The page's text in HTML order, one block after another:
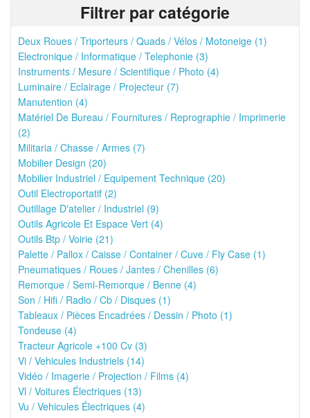
Filtrer par catégorie
Deux Roues / Triporteurs / Quads / Vélos / Motoneige (1)
Electronique / Informatique / Telephonie (3)
Instruments / Mesure / Scientifique / Photo (4)
Luminaire / Eclairage / Projecteur (7)
Manutention (4)
Matériel De Bureau / Fournitures / Reprographie / Imprimerie
(2)
Militaria / Chasse / Armes (7)
Mobilier Design (20)
Mobilier Industriel / Equipement Technique (20)
Outil Electroportatif (2)
Outillage D'atelier / Industriel (9)
Outils Agricole Et Espace Vert (4)
Outils Btp / Voirie (21)
Palette / Pallox / Caisse / Container / Cuve / Fly Case (1)
Pneumatiques / Roues / Jantes / Chenilles (6)
Remorque / Semi-Remorque / Benne (4)
Son / Hifi / Radio / Cb / Disques (1)
Tableaux / Pièces Encadrées / Dessin / Photo (1)
Tondeuse (4)
Tracteur Agricole +100 Cv (3)
Vi / Vehicules Industriels (14)
Vidéo / Imagerie / Projection / Films (4)
Vl / Voitures Électriques (13)
Vu / Vehicules Électriques (4)